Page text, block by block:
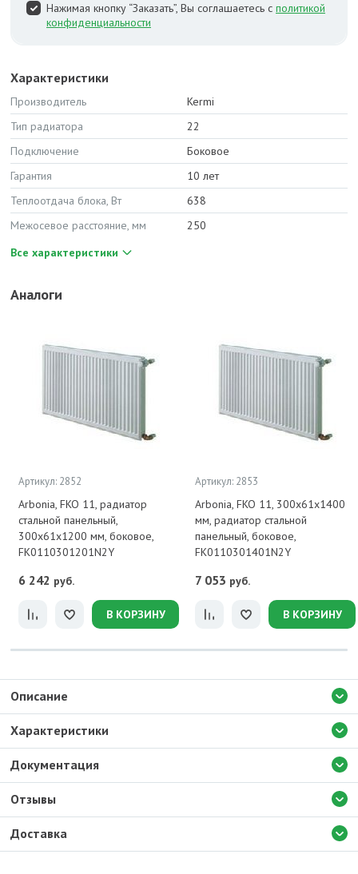
Нажимая кнопку “Заказать”, Вы соглашаетесь с политикой
конфиденциальности
Характеристики
Производитель
Kermi
Тип радиатора
22
Подключение
Боковое
Гарантия
10 лет
Теплоотдача блока, Вт
638
Межосевое расстояние, мм
250
Все характеристики
Аналоги
Артикул: 2852
Arbonia, FKO 11, радиатор
стальной панельный,
300x61x1200 мм, боковое,
FK0110301201N2Y
6 242 руб.
В КОРЗИНУ
Артикул: 2853
Arbonia, FKO 11, 300x61x1400
мм, радиатор стальной
панельный, боковое,
FK0110301401N2Y
7 053 руб.
В КОРЗИНУ
Доставка
Описание
Характеристики
Документация
Отзывы